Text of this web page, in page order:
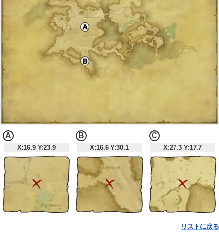
X:16.9 Y:23.9
A
X:16.6 Y:30.1
B
X:27.3 Y:17.7
C
リストに戻る